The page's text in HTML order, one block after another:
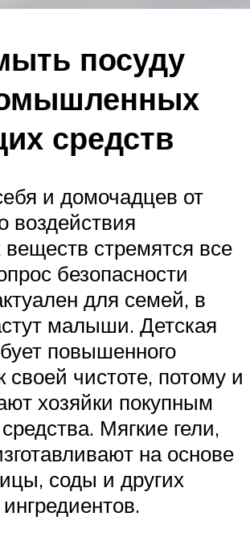
посуду
средств
и домочадцев от
воздействия
стремятся все
безопасности
для семей, в
малыши. Детская
повышенного
своей чистоте, потому и
хозяйки покупным
Мягкие гели,
на основе
соды и других